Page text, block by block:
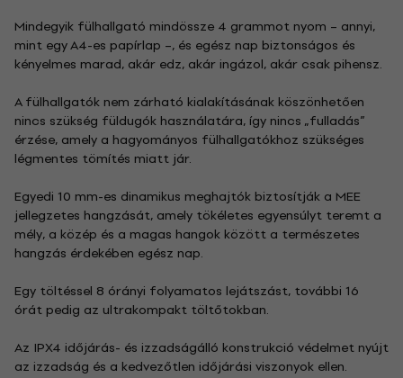
Mindegyik fülhallgató mindössze 4 grammot nyom – annyi,
mint egy A4-es papírlap –, és egész nap biztonságos és
kényelmes marad, akár edz, akár ingázol, akár csak pihensz.
A fülhallgatók nem zárható kialakításának köszönhetően
nincs szükség füldugók használatára, így nincs „fulladás”
érzése, amely a hagyományos fülhallgatókhoz szükséges
légmentes tömítés miatt jár.
Egyedi 10 mm-es dinamikus meghajtók biztosítják a MEE
jellegzetes hangzását, amely tökéletes egyensúlyt teremt a
mély, a közép és a magas hangok között a természetes
hangzás érdekében egész nap.
Egy töltéssel 8 órányi folyamatos lejátszást, további 16
órát pedig az ultrakompakt töltőtokban.
Az IPX4 időjárás- és izzadságálló konstrukció védelmet nyújt
az izzadság és a kedvezőtlen időjárási viszonyok ellen.